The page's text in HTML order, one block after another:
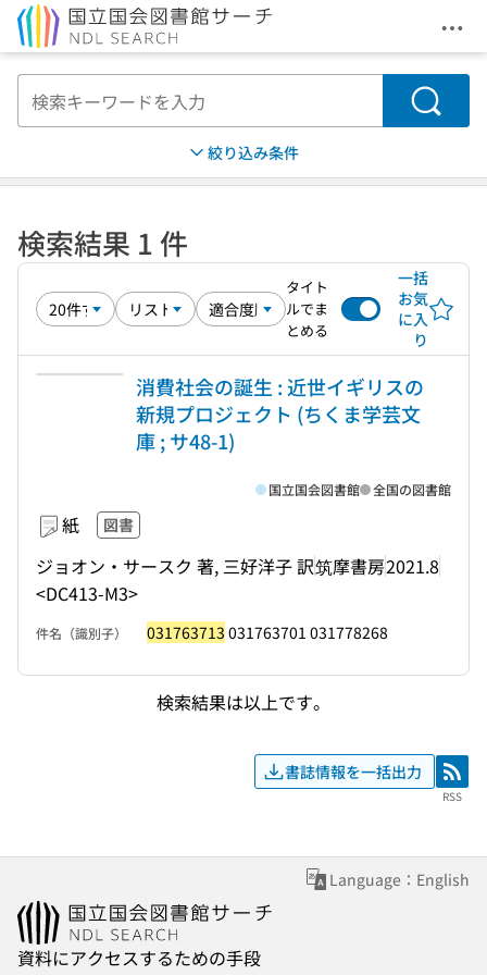
メ
検索
絞り込み条件
検索結果 1 件
タイト
ルでま
とめる
一括
お気
に入
り
消費社会の誕生 : 近世イギリスの
新規プロジェクト (ちくま学芸文
庫 ; サ48-1)
紙 図書
ジョオン・サースク 著, 三好洋子 訳筑摩書房2021.8
<DC413-M3>
国立国会図書館 全国の図書館
件名（識別子） 031763713 031763701 031778268
検索結果は以上です。
書誌情報を一括出力 RSS
RSS
Language：English
資料にアクセスするための手段